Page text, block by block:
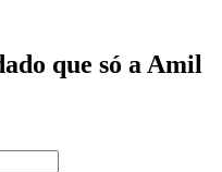
que só a Amil